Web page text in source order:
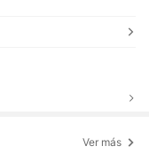
Ver más